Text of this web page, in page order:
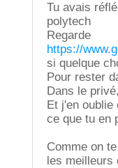
Tu avais
polytech
Regarde
https://
si quelque
Pour rester
Dans le
Et j'en
ce que tu en
Comme on
les meilleurs